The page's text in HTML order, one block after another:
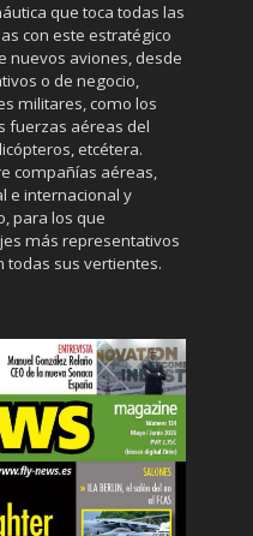
que toca todas las
con este estratégico
nuevos aviones, desde
o de negocio,
militares, como los
fuerzas aéreas del
etcétera.
compañías aéreas,
e internacional y
para los que
más representativos
todas sus vertientes.